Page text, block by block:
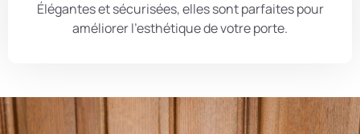
Élégantes et sécurisées, elles sont parfaites pour
améliorer l’esthétique de votre porte.